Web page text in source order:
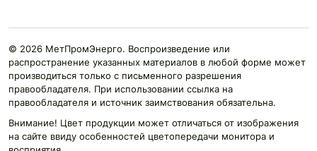
© 2026 МетПромЭнерго. Воспроизведение или
распространение указанных материалов в любой форме может
производиться только с письменного разрешения
правообладателя. При использовании ссылка на
правообладателя и источник заимствования обязательна.
Внимание! Цвет продукции может отличаться от изображения
на сайте ввиду особенностей цветопередачи монитора и